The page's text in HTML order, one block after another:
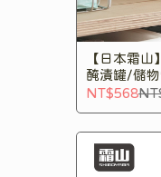
【日本霜
醃漬罐/儲
NT$568